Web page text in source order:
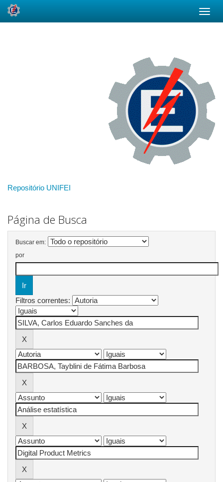
Repositório UNIFEI
Página de Busca
Buscar em:
por
Filtros correntes: